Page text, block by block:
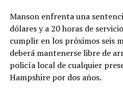
Manson enfrenta una
dólares y a 20 horas de
cumplir en los próximos seis
deberá mantenerse libre de
policía local de cualquier
Hampshire por dos años.